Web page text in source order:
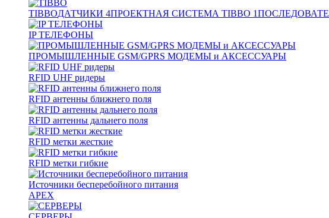
TIBBOДАТЧИКИ 4ПРОЕКТНАЯ СИСТЕМА TIBBO 1
IP ТЕЛЕФОНЫ
ПРОМЫШЛЕННЫЕ GSM/GPRS МОДЕМЫ и АКСЕССУАРЫ
RFID UHF ридеры
RFID антенны ближнего поля
RFID антенны дальнего поля
RFID метки жесткие
RFID метки гибкие
Источники бесперебойного питания
APEX